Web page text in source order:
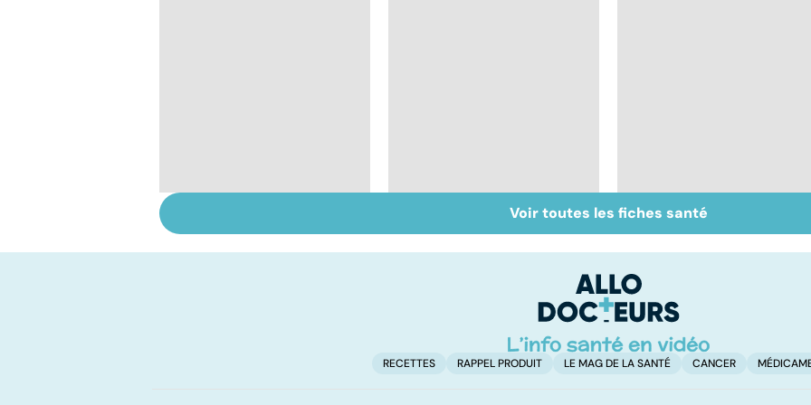
passage à l'acte
Le tramadol, un
médicament à risque
Le mystère de la
fibromyalgie
Voir toutes les fiches santé
RECETTES RAPPEL PRODUIT LE MAG DE LA SANTÉ CANCER